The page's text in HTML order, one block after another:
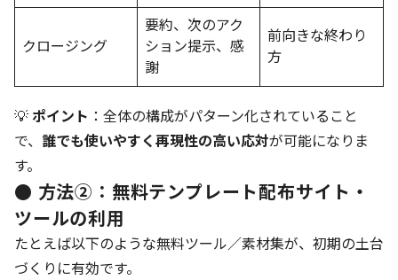
クロージング
要約、次のアク
ション提示、感
謝
前向きな終わり
方
💡ポイント ：全体の構成がパターン化されていること
で、 誰でも使いやすく再現性の高い応対が可能になりま
す。
● 方法②：無料テンプレート配布サイト・
ツールの利用
たとえば以下のような無料ツール／素材集が、初期の土台
づくりに有効です。